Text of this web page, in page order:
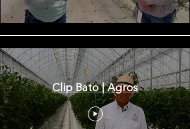
Clip Bato | Agros